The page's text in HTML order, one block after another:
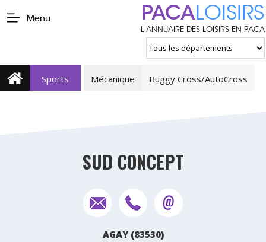
Menu PACALOISIRS
L'ANNUAIRE DES LOISIRS EN PACA
Sports Mécanique Buggy Cross/AutoCross
SUD CONCEPT
AGAY (83530)